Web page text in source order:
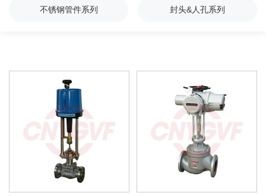
不锈钢管件系列 封头&人孔系列